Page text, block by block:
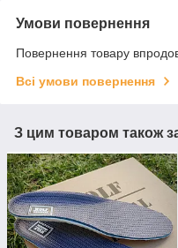
Умови повернення
Повернення товару
Всі умови повернення
З цим товаром також